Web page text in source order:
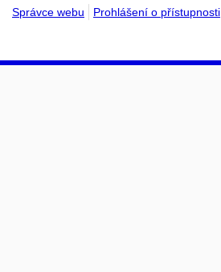
Správce webu
Prohlášení o přístupnosti